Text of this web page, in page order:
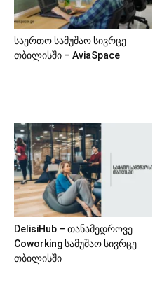
საერთო სამუშაო სივრცე
თბილისში – AviaSpace
DelisiHub – თანამედროვე
Coworking სამუშაო სივრცე
თბილისში